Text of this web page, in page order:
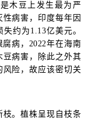
木豆上发生最为严
病害，印度每年因
约为1.13亿美元。
病，2022年在海南
豆病害，除此之外其
险，故应该密切关
枝。植株呈现自枝条